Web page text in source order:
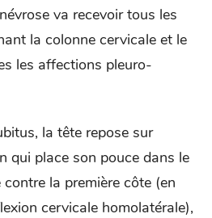
va recevoir tous les
la colonne cervicale et le
les affections pleuro-
la tête repose sur
qui place son pouce dans le
la première côte (en
cervicale homolatérale),